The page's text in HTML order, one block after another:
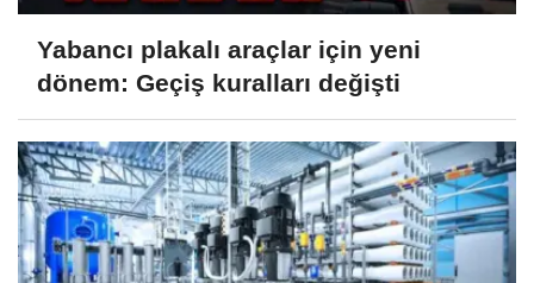
Yabancı plakalı araçlar için yeni
dönem: Geçiş kuralları değişti